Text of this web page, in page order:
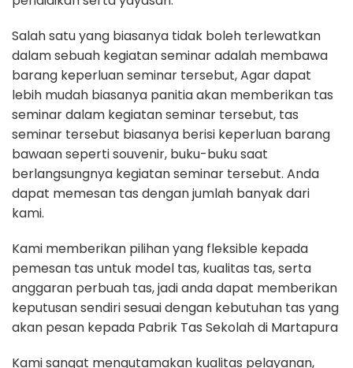
Salah satu yang biasanya tidak boleh terlewatkan
dalam sebuah kegiatan seminar adalah membawa
barang keperluan seminar tersebut, Agar dapat
lebih mudah biasanya panitia akan memberikan tas
seminar dalam kegiatan seminar tersebut, tas
seminar tersebut biasanya berisi keperluan barang
bawaan seperti souvenir, buku-buku saat
berlangsungnya kegiatan seminar tersebut. Anda
dapat memesan tas dengan jumlah banyak dari
kami.
Kami memberikan pilihan yang fleksible kepada
pemesan tas untuk model tas, kualitas tas, serta
anggaran perbuah tas, jadi anda dapat memberikan
keputusan sendiri sesuai dengan kebutuhan tas yang
akan pesan kepada Pabrik Tas Sekolah di Martapura
Kami sangat mengutamakan kualitas pelayanan,